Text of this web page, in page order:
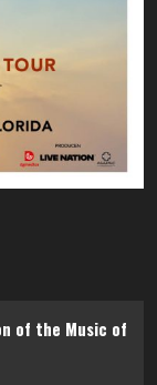
of the Music of